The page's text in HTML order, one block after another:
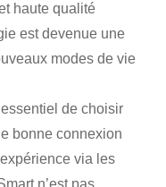
haute qualité
est devenue une
modes de vie
de choisir
bonne connexion
via les